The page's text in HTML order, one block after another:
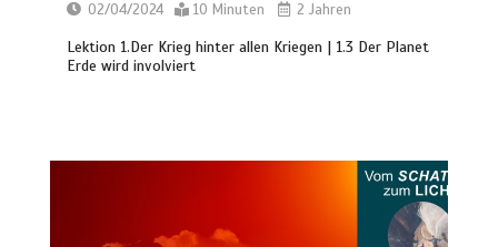
02/04/2024 10 Minuten 2 Jahren
Lektion 1.Der Krieg hinter allen Kriegen | 1.3 Der Planet
Erde wird involviert